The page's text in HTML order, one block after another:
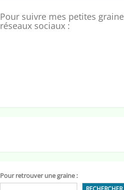
Pour suivre mes petites
réseaux sociaux :
Pour retrouver une graine :